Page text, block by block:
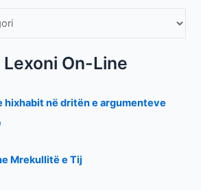
On-Line
hixhabit në dritën e argumenteve
Mrekullitë e Tij